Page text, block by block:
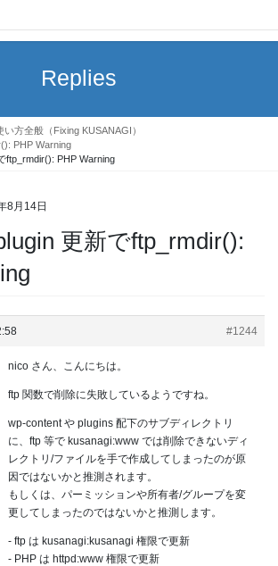
Replies
い方全般（Fixing KUSANAGI）
PHP Warning
ftp_rmdir(): PHP Warning
8月14日
更新でftp_rmdir():
#1244
nico さん、こんにちは。
ftp 関数で削除に失敗しているようですね。
wp-content や plugins 配下のサブディレクトリ
に、ftp 等で kusanagi:www では削除できないディ
レクトリ/ファイルを手で作成してしまったのが原
因ではないかと推測されます。
もしくは、パーミッションや所有者/グループを変
更してしまったのではないかと推測します。
- ftp は kusanagi:kusanagi 権限で更新
- PHP は httpd:www 権限で更新